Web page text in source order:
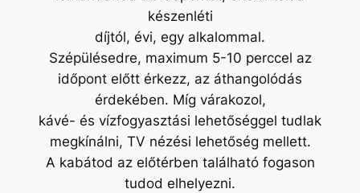
készenléti
díjtól, évi, egy alkalommal.
Szépülésedre, maximum 5-10 perccel az
időpont előtt érkezz, az áthangolódás
érdekében. Míg várakozol,
kávé- és vízfogyasztási lehetőséggel tudlak
megkínálni, TV nézési lehetőség mellett.
A kabátod az előtérben található fogason
tudod elhelyezni.